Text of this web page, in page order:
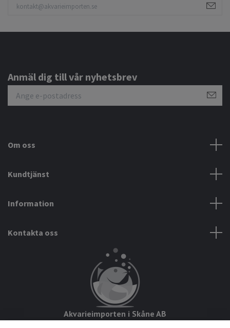
Anmäl dig till vår nyhetsbrev
Om oss
Kundtjänst
Information
Kontakta oss
Akvarieimporten i Skåne AB